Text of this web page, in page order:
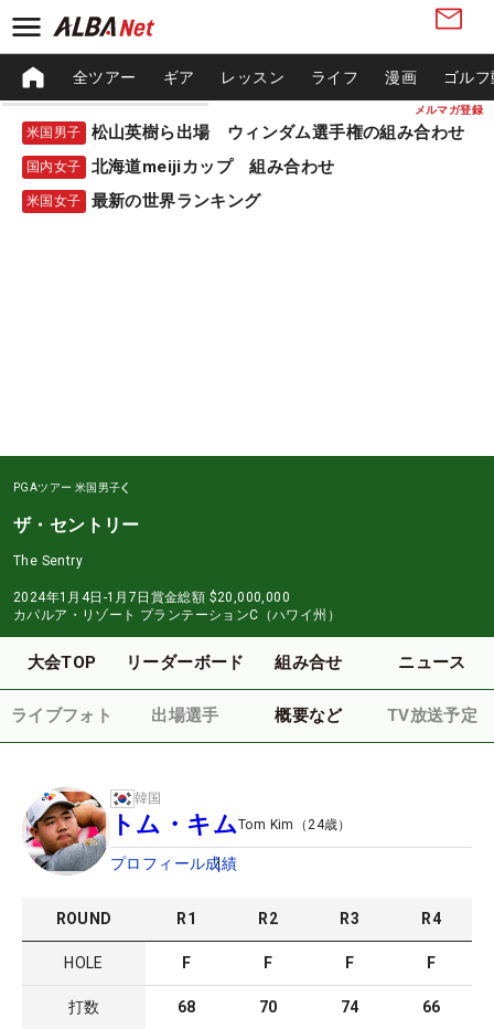
メルマガ登録
全ツアー ギア レッスン ライフ 漫画 ゴル
米国男子 松山英樹ら出場 ウィンダム選手権の組み合わせ
国内女子 北海道meijiカップ 組み合わせ
米国女子 最新の世界ランキング
PGAツアー 米国男子
ザ・セントリー
The Sentry
2024年1月4日-1月7日 賞金総額 $20,000,000
カパルア・リゾート プランテーションC（ハワイ州）
大会TOP リーダーボード 組み合せ ニュース
ライブフォト 出場選手 概要など TV放送予定
韓国
トム・キムTom Kim （ 24歳）
プロフィール成績
ROUND R1 R2 R3 R4
HOLE F F F F
打数 68 70 74 66